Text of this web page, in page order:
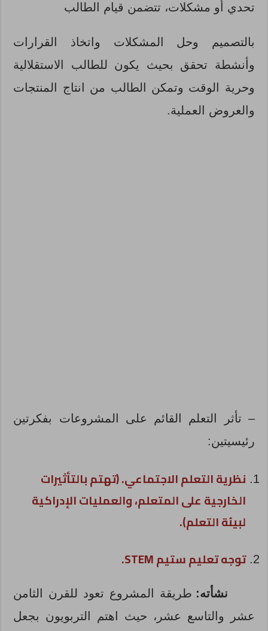
تحدي أو مشكلات، تتضمن قيام الطالب
بالتصميم وحل المشكلات واتخاذ القرارات
وأنشطة تحقق بحيث يكون للطالب الاستقلالية
وحرية الوقت وتمكن الطالب من انتاج المنتجات
والعروض العملية.
– تأثر التعلم القائم على المشروعات بفكرتين
رئيسيتين:
نظرية التعلم الاجتماعي. (تهتم بالتأثيرات
الخارجية على المتعلم، والعمليات الإدراكية
لبيئة التعلم).
توجه تعليم ستيمSTEM
.
نشأته: طريقة المشروع تعود للقرن الثامن
عشر والتاسع عشر، حيث اهتم التربويون بجعل